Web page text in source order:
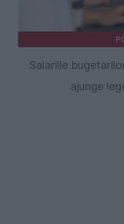
Salariile
ajunge